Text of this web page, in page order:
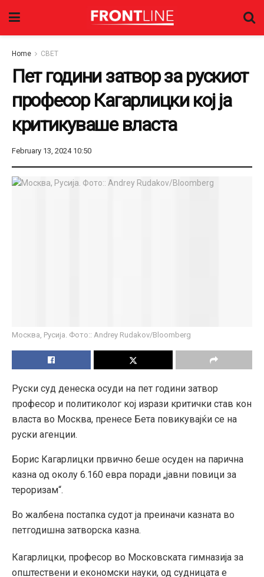
Home СВЕТ
Пет години затвор за рускиот
професор Кагарлицки кој ја
критикуваше власта
February 13, 2024 10:50
Москва, Русија. Фото:: Andrey Rudakov/Bloomberg
Руски суд денеска осуди на пет години затвор
професор и политиколог кој изрази критички став кон
власта во Москва, пренесе Бета повикувајќи се на
руски агенции.
Борис Кагарлицки првично беше осуден на парична
казна од околу 6.160 евра поради „јавни повици за
тероризам“.
Во жалбена постапка судот ја преиначи казната во
петгодишна затворска казна.
Кагарлицки, професор во Московската гимназија за
општествени и економски науки, од судницата е